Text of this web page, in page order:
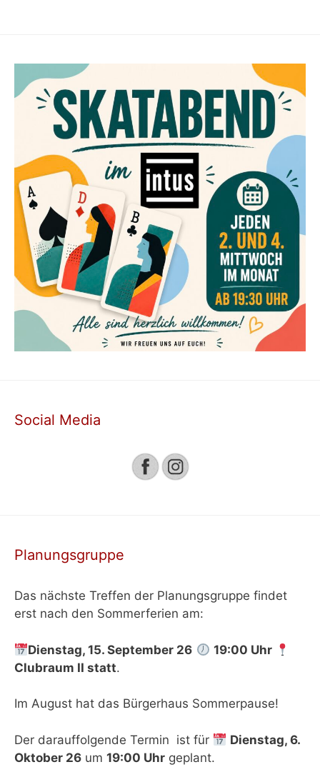
Social Media
Planungsgruppe
Das nächste Treffen der Planungsgruppe findet
erst nach den Sommerferien am:
Dienstag, 15. September 26
19:00 Uhr
Clubraum II statt.
Im August hat das Bürgerhaus Sommerpause!
Der darauffolgende Termin ist für
Dienstag, 6.
Oktober 26 um 19:00 Uhr geplant.